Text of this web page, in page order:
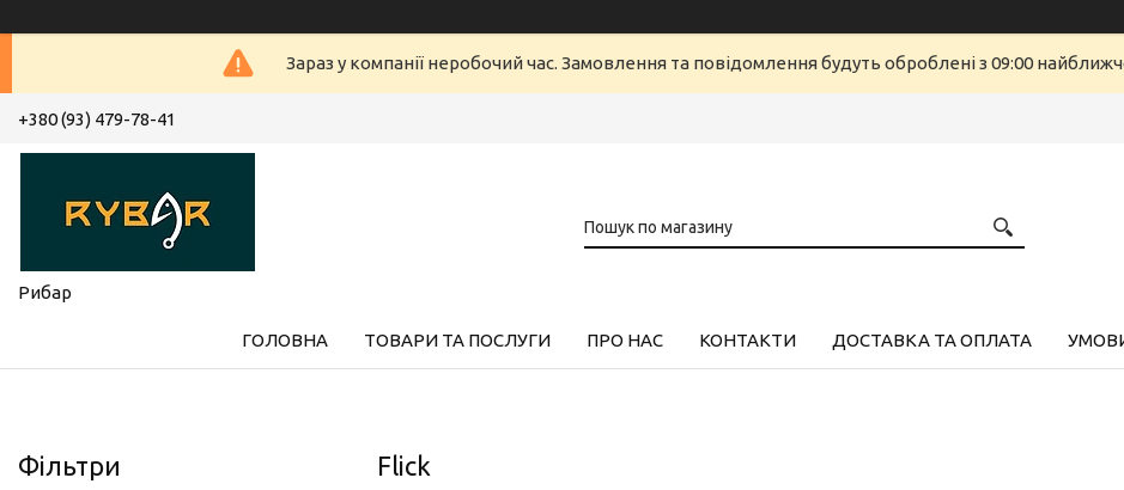
Зараз у компанії неробочий час. Замовлення та повідомлення будуть оброблені з 09:00
+380 (93) 479-78-41
Рибар
ГОЛОВНА ТОВАРИ ТА ПОСЛУГИ ПРО НАС КОНТАКТИ ДОСТАВКА ТА ОПЛАТА
Flick
Фільтри